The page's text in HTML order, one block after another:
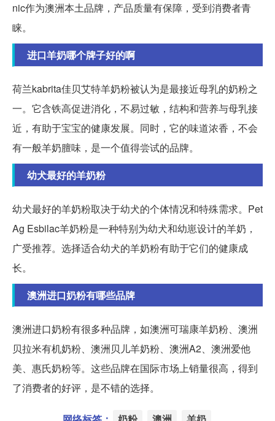
nic作为澳洲本土品牌，产品质量有保障，受到消费者青
睐。
进口羊奶哪个牌子好的啊
荷兰kabrita佳贝艾特羊奶粉被认为是最接近母乳的奶粉之
一。它含铁高促进消化，不易过敏，结构和营养与母乳接
近，有助于宝宝的健康发展。同时，它的味道浓香，不会
有一般羊奶膻味，是一个值得尝试的品牌。
幼犬最好的羊奶粉
幼犬最好的羊奶粉取决于幼犬的个体情况和特殊需求。Pet
Ag Esbilac羊奶粉是一种特别为幼犬和幼崽设计的羊奶，
广受推荐。选择适合幼犬的羊奶粉有助于它们的健康成
长。
澳洲进口奶粉有哪些品牌
澳洲进口奶粉有很多种品牌，如澳洲可瑞康羊奶粉、澳洲
贝拉米有机奶粉、澳洲贝儿羊奶粉、澳洲A2、澳洲爱他
美、惠氏奶粉等。这些品牌在国际市场上销量很高，得到
了消费者的好评，是不错的选择。